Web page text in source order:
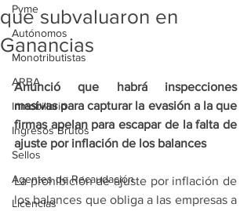
Pyme
Autónomos
Monotributistas
ARBA
Inmobiliario
Ingresos Brutos
Sellos
Agentes de Recaudación
Licencias
que subvaluaron en
Ganancias
Anunció que habrá inspecciones
masivas para capturar la evasión a la que
firmas apelan para escapar de la falta de
ajuste por inflación de los balances
La prohibición de ajuste por inflación de
los balances que obliga a las empresas a